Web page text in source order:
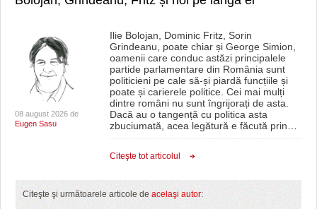
08 august 2026 de
Eugen Sasu
Ilie Bolojan, Dominic Fritz, Sorin
Grindeanu, poate chiar și George Simion,
oamenii care conduc astăzi principalele
partide parlamentare din România sunt
politicieni pe cale să-și piardă funcțiile și
poate și carierele politice. Cei mai mulți
dintre români nu sunt îngrijorați de asta.
Dacă au o tangență cu politica asta
zbuciumată, acea legătură e făcută prin
Citeşte tot articolul
Citeşte şi următoarele articole de acelaşi autor: